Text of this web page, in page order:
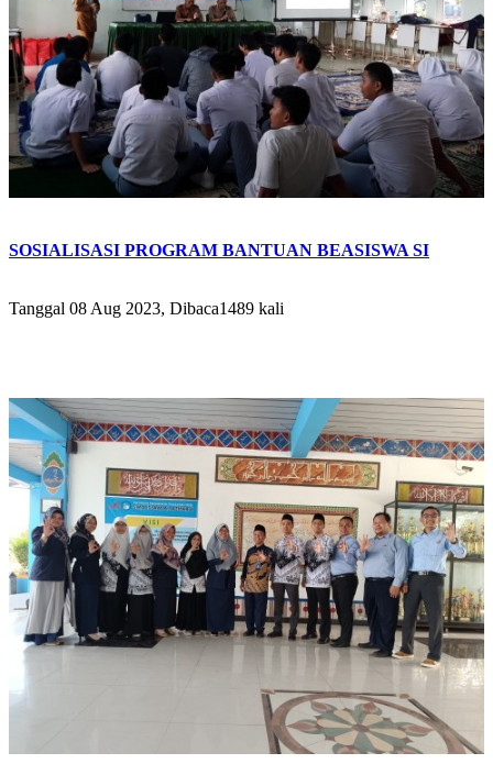
SOSIALISASI PROGRAM BANTUAN BEASISWA SI
Tanggal 08 Aug 2023, Dibaca1489 kali